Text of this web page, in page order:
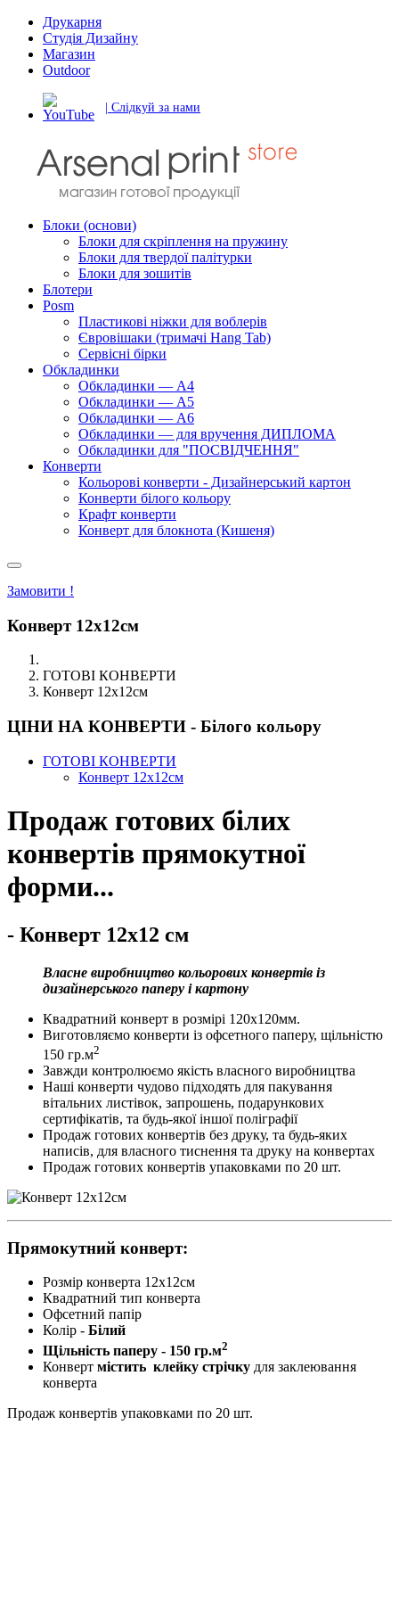
Друкарня
Студія Дизайну
Магазин
Outdoor
| Слідкуй за нами
Блоки (основи)
Блоки для скріплення на пружину
Блоки для твердої палітурки
Блоки для зошитів
Блотери
Posm
Пластикові ніжки для воблерів
Євровішаки (тримачі Hang Tab)
Сервісні бірки
Обкладинки
Обкладинки — А4
Обкладинки — А5
Обкладинки — А6
Обкладинки — для вручення ДИПЛОМА
Обкладинки для "ПОСВІДЧЕННЯ"
Конверти
Кольорові конверти - Дизайнерський картон
Конверти білого кольору
Крафт конверти
Конверт для блокнота (Кишеня)
Замовити !
Конверт 12х12см
ГОТОВІ КОНВЕРТИ
Конверт 12х12см
ЦІНИ НА КОНВЕРТИ - Білого кольору
ГОТОВІ КОНВЕРТИ
Конверт 12х12см
Продаж готових білих
конвертів прямокутної
форми...
- Конверт 12х12 см
Власне виробництво кольорових конвертів із
дизайнерського паперу і картону
Квадратний конверт в розмірі 120х120мм.
Виготовляємо конверти із офсетного паперу, щільністю
150 гр.м2
Завжди контролюємо якість власного виробництва
Наші конверти чудово підходять для пакування
вітальних листівок, запрошень, подарункових
сертифікатів, та будь-якої іншої поліграфії
Продаж готових конвертів без друку, та будь-яких
написів, для власного тиснення та друку на конвертах
Продаж готових конвертів упаковками по 20 шт.
Прямокутний конверт:
Розмір конверта 12х12см
Квадратний тип конверта
Офсетний папір
Колір - Білий
Щільність паперу - 150 гр.м2
Конверт містить клейку стрічку для заклеювання
конверта
Продаж конвертів упаковками по 20 шт.